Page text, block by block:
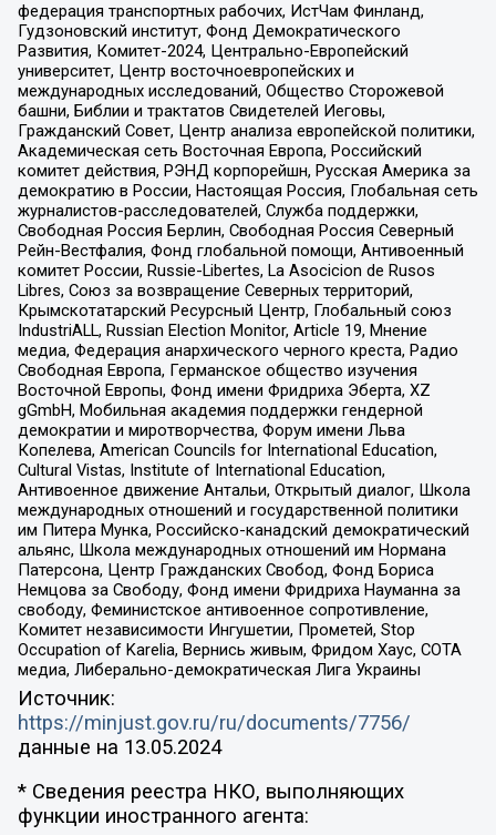
федерация транспортных рабочих, ИстЧам Финланд,
Гудзоновский институт, Фонд Демократического
Развития, Комитет-2024, Центрально-Европейский
университет, Центр восточноевропейских и
международных исследований, Общество Сторожевой
башни, Библии и трактатов Свидетелей Иеговы,
Гражданский Совет, Центр анализа европейской политики,
Академическая сеть Восточная Европа, Российский
комитет действия, РЭНД корпорейшн, Русская Америка за
демократию в России, Настоящая Россия, Глобальная сеть
журналистов-расследователей, Служба поддержки,
Свободная Россия Берлин, Свободная Россия Северный
Рейн-Вестфалия, Фонд глобальной помощи, Антивоенный
комитет России, Russie-Libertes, La Asocicion de Rusos
Libres, Союз за возвращение Северных территорий,
Крымскотатарский Ресурсный Центр, Глобальный союз
IndustriALL, Russian Election Monitor, Article 19, Мнение
медиа, Федерация анархического черного креста, Радио
Свободная Европа, Германское общество изучения
Восточной Европы, Фонд имени Фридриха Эберта, XZ
gGmbH, Мобильная академия поддержки гендерной
демократии и миротворчества, Форум имени Льва
Копелева, American Councils for International Education,
Cultural Vistas, Institute of International Education,
Антивоенное движение Антальи, Открытый диалог, Школа
международных отношений и государственной политики
им Питера Мунка, Российско-канадский демократический
альянс, Школа международных отношений им Нормана
Патерсона, Центр Гражданских Свобод, Фонд Бориса
Немцова за Свободу, Фонд имени Фридриха Науманна за
свободу, Феминистское антивоенное сопротивление,
Комитет независимости Ингушетии, Прометей, Stop
Occupation of Karelia, Вернись живым, Фридом Хаус, СОТА
медиа, Либерально-демократическая Лига Украины
Источник:
https://minjust.gov.ru/ru/documents/7756/
данные на 13.05.2024
* Сведения реестра НКО, выполняющих
функции иностранного агента: